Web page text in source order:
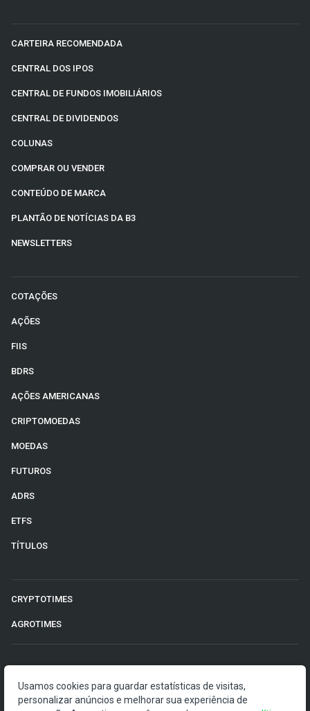
CARTEIRA RECOMENDADA
CENTRAL DOS IPOS
CENTRAL DE FUNDOS IMOBILIÁRIOS
CENTRAL DE DIVIDENDOS
COLUNAS
COMPRAR OU VENDER
CONTEÚDO DE MARCA
PLANTÃO DE NOTÍCIAS DA B3
NEWSLETTERS
COTAÇÕES
AÇÕES
FIIS
BDRS
AÇÕES AMERICANAS
CRIPTOMOEDAS
MOEDAS
FUTUROS
ADRS
ETFS
TÍTULOS
CRYPTOTIMES
AGROTIMES
O Money Times publica matérias de cunho jornalístico, que
Usamos cookies para guardar estatísticas de visitas,
personalizar anúncios e melhorar sua experiência de